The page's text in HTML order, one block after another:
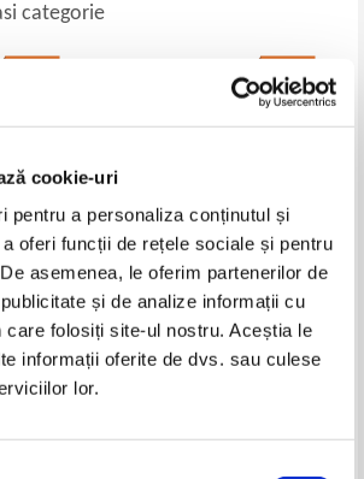
cookie-uri
pentru a personaliza conținutul și
oferi funcții de rețele sociale și pentru
asemenea, le oferim partenerilor de
și de analize informații cu
care folosiți site-ul nostru. Aceștia le
informații oferite de dvs. sau culese
lor.
categorie
de
Lei
Nicolae Bardeanu - Contributii la
istoria marinei romane (volumul
1)
Pret:15,00Lei 10,50 Lei